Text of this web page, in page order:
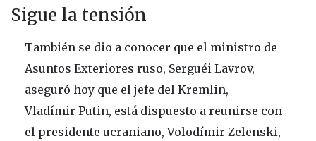
Sigue la tensión
También se dio a conocer que el ministro de
Asuntos Exteriores ruso, Serguéi Lavrov,
aseguró hoy que el jefe del Kremlin,
Vladímir Putin, está dispuesto a reunirse con
el presidente ucraniano, Volodímir Zelenski,